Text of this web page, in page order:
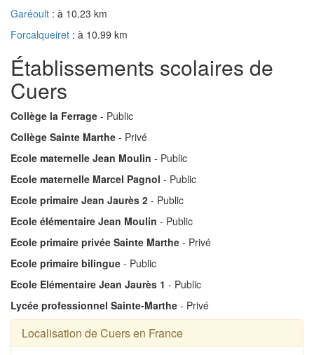
Garéoult : à 10.23 km
Forcalqueiret : à 10.99 km
Établissements scolaires de
Cuers
Collège la Ferrage - Public
Collège Sainte Marthe - Privé
Ecole maternelle Jean Moulin - Public
Ecole maternelle Marcel Pagnol - Public
Ecole primaire Jean Jaurès 2 - Public
Ecole élémentaire Jean Moulin - Public
Ecole primaire privée Sainte Marthe - Privé
Ecole primaire bilingue - Public
Ecole Elémentaire Jean Jaurès 1 - Public
Lycée professionnel Sainte-Marthe - Privé
Localisation de Cuers en France